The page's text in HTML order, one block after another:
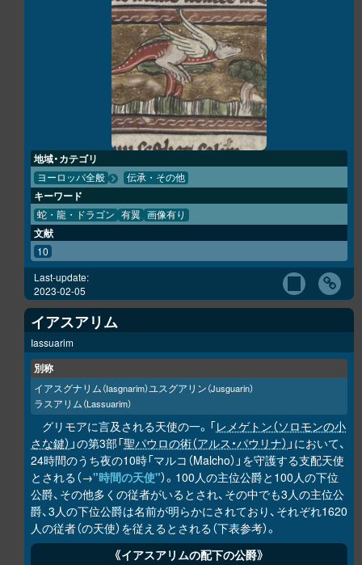
地域・カテゴリ
ヨーロッパ全般 伝承・その他
キーワード
蛇・龍・ドラゴン 有翼 画像有り
文献
10
Last-update:
2023-02-05
イアスアリム
Iassuarim
別称
イアスグナリム（Iasgnarim）ユスグアリン（Jusguarin）
ラスアリム（Lassuarim）
グリモアに言及される天使の一。「レメゲトン（ソロモンの小
さな鍵） 」の第3部「聖パウロの術（アルス・パウリナ） 」において、
24時間のうち夜の10時「マルコ（Malcho）」を守護する支配天使
とされる（→"時間の天使"）。100人の主位公爵と100人の下位
公爵、その他多くの従者がいるとされ、その中でも3人の主位公
爵、3人の下位公爵は名前が明らかにされており、それぞれ1620
人の従者（の天使）を従えるとされる（下表参考）。
《イアスアリムの配下の公爵》